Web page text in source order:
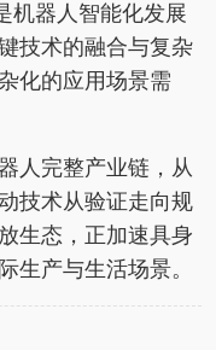
机器人智能化发展
技术的融合与复杂
化的应用场景需
人完整产业链，从
技术从验证走向规
生态，正加速具身
生产与生活场景。